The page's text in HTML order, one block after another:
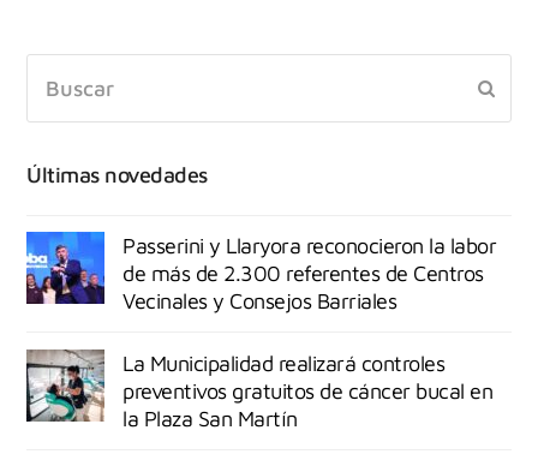
Últimas novedades
Passerini y Llaryora reconocieron la labor
de más de 2.300 referentes de Centros
Vecinales y Consejos Barriales
La Municipalidad realizará controles
preventivos gratuitos de cáncer bucal en
la Plaza San Martín